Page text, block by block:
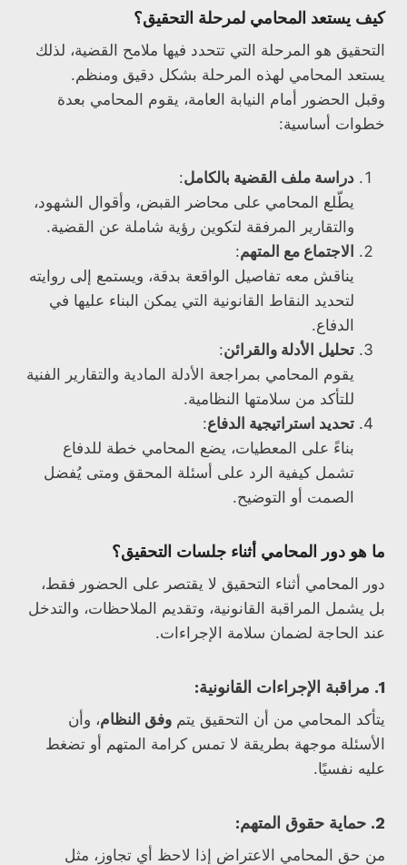
كيف يستعد المحامي لمرحلة التحقيق؟
التحقيق هو المرحلة التي تتحدد فيها ملامح القضية، لذلك
يستعد المحامي لهذه المرحلة بشكل دقيق ومنظم.
وقبل الحضور أمام النيابة العامة، يقوم المحامي بعدة
خطوات أساسية:
دراسة ملف القضية بالكامل:
يطّلع المحامي على محاضر القبض، وأقوال الشهود،
والتقارير المرفقة لتكوين رؤية شاملة عن القضية.
الاجتماع مع المتهم:
يناقش معه تفاصيل الواقعة بدقة، ويستمع إلى روايته
لتحديد النقاط القانونية التي يمكن البناء عليها في
الدفاع.
تحليل الأدلة والقرائن:
يقوم المحامي بمراجعة الأدلة المادية والتقارير الفنية
للتأكد من سلامتها النظامية.
تحديد استراتيجية الدفاع:
بناءً على المعطيات، يضع المحامي خطة للدفاع
تشمل كيفية الرد على أسئلة المحقق ومتى يُفضل
الصمت أو التوضيح.
ما هو دور المحامي أثناء جلسات التحقيق؟
دور المحامي أثناء التحقيق لا يقتصر على الحضور فقط،
بل يشمل المراقبة القانونية، وتقديم الملاحظات، والتدخل
عند الحاجة لضمان سلامة الإجراءات.
1. مراقبة الإجراءات القانونية:
يتأكد المحامي من أن التحقيق يتم وفق النظام، وأن
الأسئلة موجهة بطريقة لا تمس كرامة المتهم أو تضغط
عليه نفسيًا.
2. حماية حقوق المتهم:
من حق المحامي الاعتراض إذا لاحظ أي تجاوز، مثل